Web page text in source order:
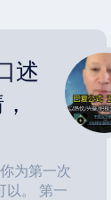
述
为第一次
以。 第一